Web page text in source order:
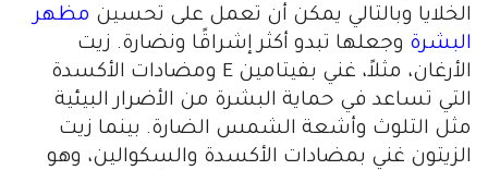
الخلايا وبالتالي يمكن أن تعمل على تحسين مظهر
البشرة وجعلها تبدو أكثر إشراقًا ونضارة. زيت
الأرغان، مثلاً، غني بفيتامين E ومضادات الأكسدة
التي تساعد في حماية البشرة من الأضرار البيئية
مثل التلوث وأشعة الشمس الضارة. بينما زيت
الزيتون غني بمضادات الأكسدة والسكوالين، وهو